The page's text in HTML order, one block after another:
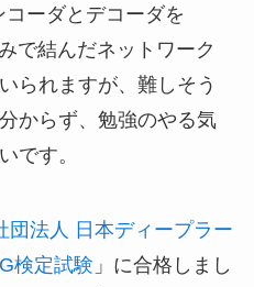
ーダとデコーダを
で結んだネットワーク
られますが、難しそう
からず、勉強のやる気
です。
団法人 日本ディープラー
G検定試験 」に合格しまし